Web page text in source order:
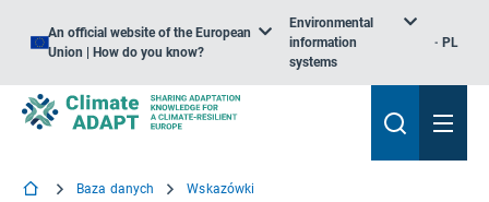
An official website of the European
Union | How do you know?
Environmental
information
systems
PL
Baza danych
Wskazówki